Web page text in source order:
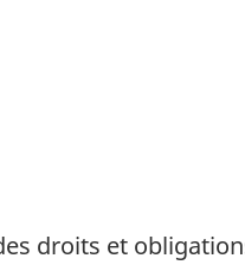
droits et